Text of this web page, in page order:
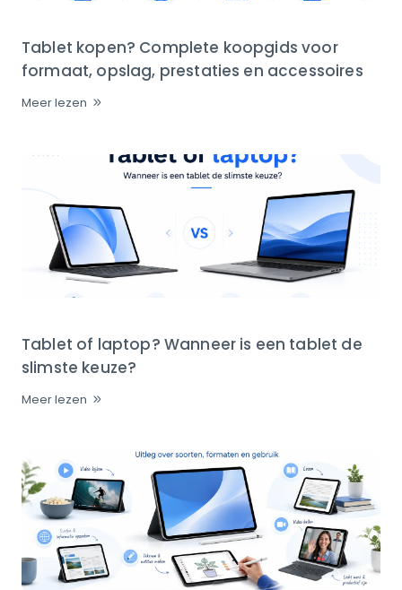
Tablet kopen? Complete koopgids voor
formaat, opslag, prestaties en accessoires
Meer lezen
Tablet of laptop? Wanneer is een tablet de
slimste keuze?
Meer lezen